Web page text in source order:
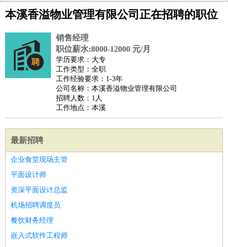
本溪香溢物业管理有限公司正在招聘的职位
销售经理
职位薪水:8000-12000 元/月
学历要求：大专
工作类型：全职
工作经验要求：1-3年
公司名称：本溪香溢物业管理有限公司
招聘人数：1人
工作地点：本溪
最新招聘
企业食堂现场主管
平面设计师
资深平面设计总监
机场招聘调度员
餐饮财务经理
嵌入式软件工程师